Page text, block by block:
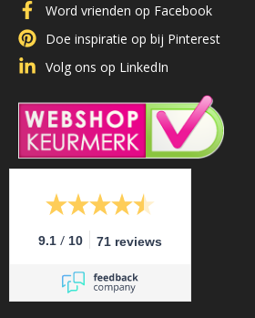
Word vrienden op Facebook
Doe inspiratie op bij Pinterest
Volg ons op LinkedIn
9.1 / 10 71 reviews